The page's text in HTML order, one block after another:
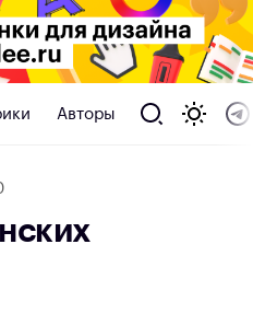
Авторы